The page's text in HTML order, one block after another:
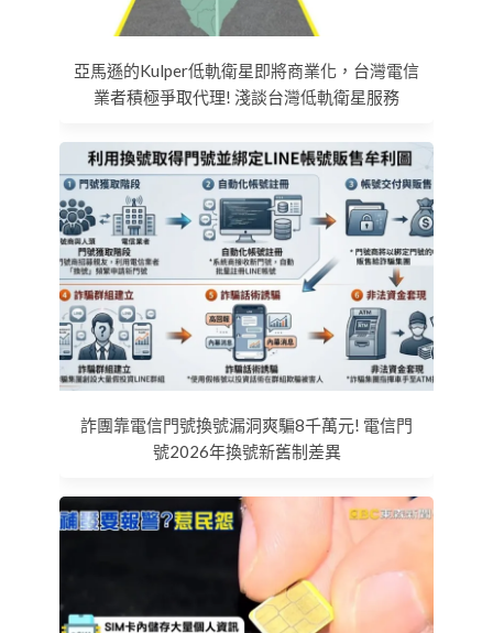
亞馬遜的Kulper低軌衛星即將商業化，台灣電信
業者積極爭取代理! 淺談台灣低軌衛星服務
詐團靠電信門號換號漏洞爽騙8千萬元! 電信門
號2026年換號新舊制差異